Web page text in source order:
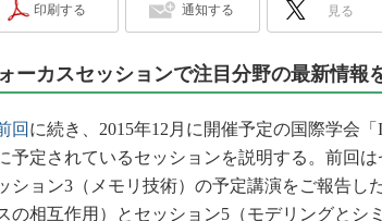
この10年で起こったこと、次の
で起こること
製品分解で探るアジアの新トレ
光伝送技術を知る
“異端児エンジニア”が仕掛けた
改革、執念の180日
イノベーションは日本を救うのか
JASA発IoT通信
印刷する 通知する 見る
ーカスセッションで注目分野の最新情報
回 に続き、2015年12月に開催予定の国際学会
予定されているセッションを説明する。前回
ション3（メモリ技術）の予定講演をご報告し
の相互作用）とセッション5（モデリングとシ